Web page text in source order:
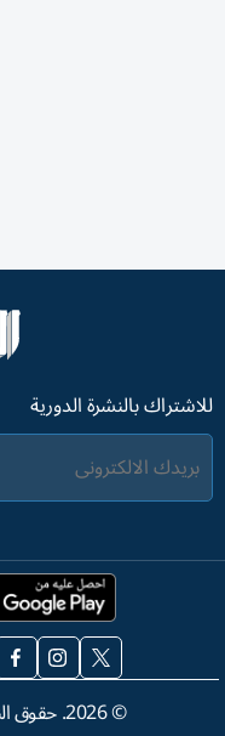
للاشتراك بالنشرة الدورية
©
2026. حقوق